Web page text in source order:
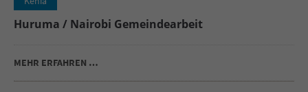
Huruma / Nairobi Gemeindearbeit
MEHR ERFAHREN …